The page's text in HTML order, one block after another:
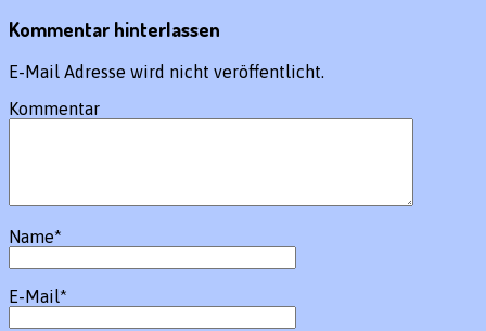
Kommentar hinterlassen
E-Mail Adresse wird nicht veröffentlicht.
Kommentar
Name*
E-Mail*